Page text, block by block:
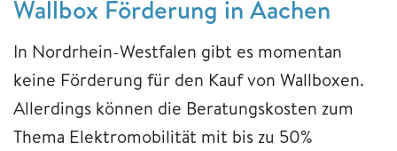
Wallbox Förderung in Aachen
In Nordrhein-Westfalen gibt es momentan
keine Förderung für den Kauf von Wallboxen.
Allerdings können die Beratungskosten zum
Thema Elektromobilität mit bis zu 50%